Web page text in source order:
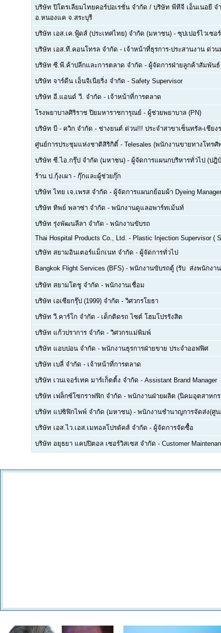
บริษัท ปิโตรเลียมไทยคอร์ปอเรชั่น จำกัด / บริษัท พีทีจี เอ็นเนอยี จ
อ.หนองแค จ.สระบุรี
บริษัท เอส.เค.ฟู้ดส์ (ประเทศไทย) จำกัด (มหาชน) - ซุปเปอร์ไวเซ
บริษัท เอส.ที.คอนโทรล จำกัด - เจ้าหน้าที่ธุรการ-ประสานงาน ด่วน
บริษัท ซี.พี.ค้าปลีกและการตลาด จำกัด - ผู้จัดการฝ่ายลูกค้าสัมพันธ์
บริษัท จาร์ดีน เอ็นจิเนียริ่ง จำกัด - Safety Supervisor
บริษัท อี.แอนด์ วี. จำกัด - เจ้าหน้าที่การตลาด
โรงพยาบาลศิริราช ปิยมหาราชการุณย์ - ผู้ช่วยพยาบาล (PN)
บริษัท บี - ควิก จำกัด - ช่างยนต์ ด่วน!!! ประจำสาขาเซ็นทรัล-เชียง
ศูนย์การประชุมแห่งชาติสิริกิติ์ - Telesales (พนักงานขายทางโทร
บริษัท ซี.ไอ.กรุ๊ป จำกัด (มหาชน) - ผู้จัดการแผนกบริหารทั่วไป (ปฎิ
ร้าน ป.กุ้งเผา - กุ๊กและผู้ช่วยกุ๊ก
บริษัท ไทย เจ.เพรส จำกัด - ผู้จัดการแผนกย้อมผ้า Dyeing Manager
บริษัท ทิพย์ พลาซ่า จำกัด - พนักงานดูแลอพาร์ทเม้นท์
บริษัท รุ่งพัฒนลีลา จำกัด - พนักงานขับรถ
Thai Hospital Products Co., Ltd. - Plastic Injection Supervisor (
บริษัท สยามอินเตอร์แม็กเนท จำกัด - ผู้จัดการทั่วไป
Bangkok Flight Services (BFS) - พนักงานขับรถตู้ (รับ  ส่งพนักงา
บริษัท สยามโตชู จำกัด - พนักงานเชื่อม
บริษัท เอเซียกรุ๊ป (1999) จำกัด - วิศวกรโยธา
บริษัท วี.คาร์โก จำกัด - เด็กติดรถ ไซต์ โฮมโปรรังสิต
บริษัท แก้วปราการ จำกัด - วิศวกรแม่พิมพ์
บริษัท แอบปอน จำกัด - พนักงานธุรการฝ่ายขาย ประจำออฟฟิศ
บริษัท เบลี่ จำกัด - เจ้าหน้าที่การตลาด
บริษัท เวนเจอร์เทค มาร์เก็ตติ้ง จำกัด - Assistant Brand Manager
บริษัท เฟล็กซ์โซกราฟฟิก จำกัด - พนักงานฝ่ายผลิต (นิคมอุตสาหก
บริษัท แปซิฟิกไพพ์ จำกัด (มหาชน) - พนักงานชำนาญการจัดส่ง(ศู
บริษัท เอส.ไว.เอส.เมทอลโปรดัคส์ จำกัด - ผู้จัดการจัดซื้อ
บริษัท อยุธยา แคปปิตอล เซอร์วิสเซส จำกัด - Customer